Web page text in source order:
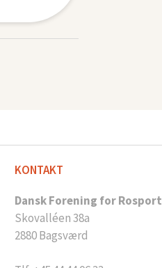
KONTAKT
Dansk Forening for Rosport
Skovalléen 38a
2880 Bagsværd